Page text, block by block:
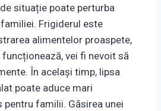
situație poate perturba
Frigiderul este
alimentelor proaspete,
vei fi nevoit să
În același timp, lipsa
poate aduce mari
familii. Găsirea unei